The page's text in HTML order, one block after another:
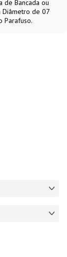
de Bancada ou
Diâmetro de 07
Parafuso.